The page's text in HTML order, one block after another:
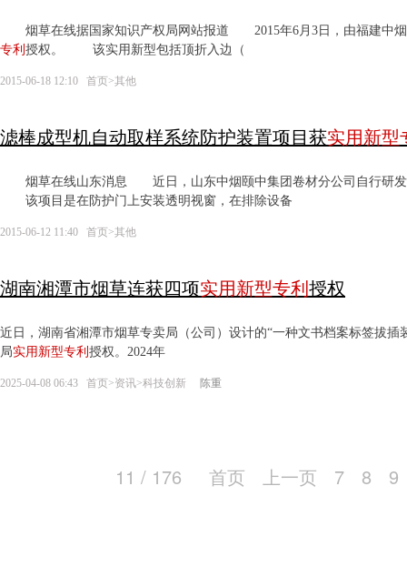
烟草在线据国家知识产权局网站报道 2015年6月3日，由福建中烟
专利 授权。 该实用新型包括顶折入边（
2015-06-18 12:10 首页>其他
滤棒成型机自动取样系统防护装置项目获实用新型
烟草在线山东消息 近日，山东中烟颐中集团卷材分公司自行研发
该项目是在防护门上安装透明视窗，在排除设备
2015-06-12 11:40 首页>其他
湖南湘潭市烟草连获四项实用新型专利 授权
近日，湖南省湘潭市烟草专卖局（公司）设计的“一种文书档案标签拔
局实用新型专利 授权。2024年
2025-04-08 06:43 首页>资讯>科技创新 陈重
11 / 176 首页 上一页 7 8 9